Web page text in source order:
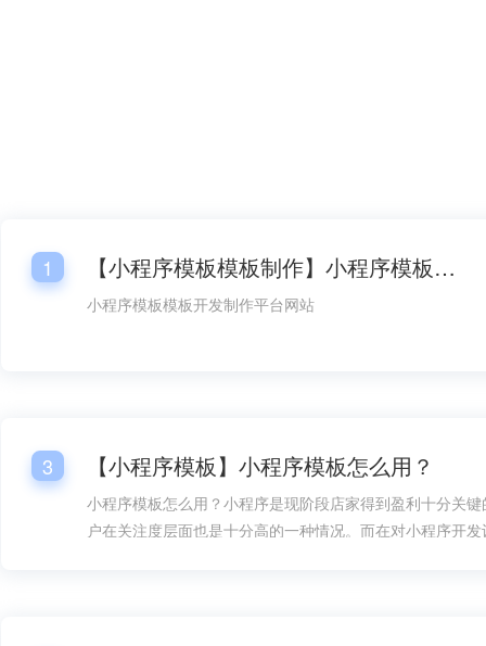
1 【小程序模板模板制作】小程序模板模板开发平台网站
小程序模板模板开发制作平台网站
3 【小程序模板】小程序模板怎么用？
小程序模板怎么用？小程序是现阶段店家得到盈利十分关
户在关注度层面也是十分高的一种情况。而在对小程序开